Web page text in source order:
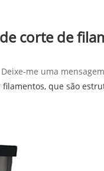
corte de
Deixe-me uma mensagem
que são